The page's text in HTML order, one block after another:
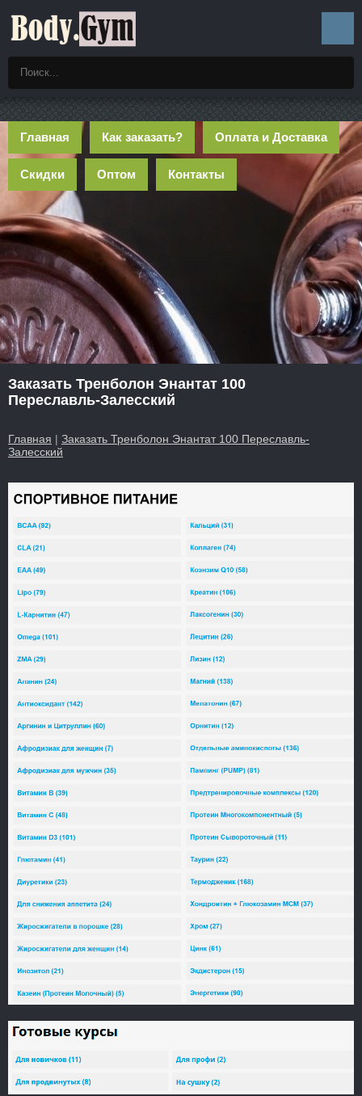
Главная Как заказать? Оплата и Доставка
Скидки Оптом Контакты
Заказать Тренболон Энантат 100
Переславль-Залесский
Главная | Заказать Тренболон Энантат 100 Переславль-
Залесский